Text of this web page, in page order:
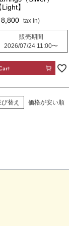
】
8,800
販売期間
2026/07/24 11:00〜
替え 価格が安い順